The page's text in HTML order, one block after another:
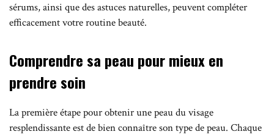
sérums, ainsi que des astuces naturelles, peuvent compléter
efficacement votre routine beauté.
Comprendre sa peau pour mieux en
prendre soin
La première étape pour obtenir une peau du visage
resplendissante est de bien connaître son type de peau. Chaque